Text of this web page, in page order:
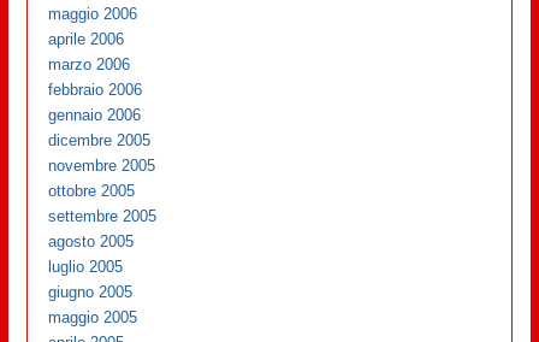
maggio 2006
aprile 2006
marzo 2006
febbraio 2006
gennaio 2006
dicembre 2005
novembre 2005
ottobre 2005
settembre 2005
agosto 2005
luglio 2005
giugno 2005
maggio 2005